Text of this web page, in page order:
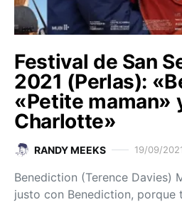
Festival de San
2021 (Perlas):
«Petite maman»
Charlotte»
RANDY MEEKS 19/09/
Benediction (Terence Davies)
justo con Benediction, porque